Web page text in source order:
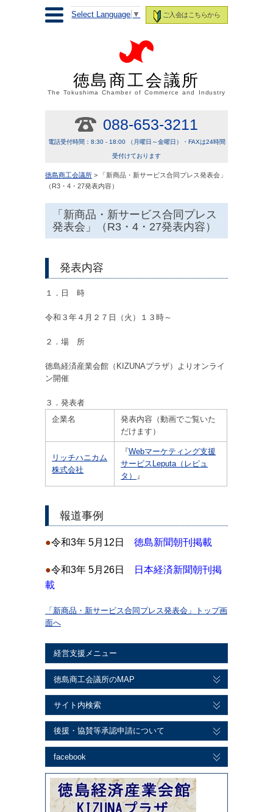
ご入会はこちらから
Select Language ▼
徳島商工会議所
The Tokushima Chamber of Commerce and Industry
088-653-3211
電話受付時間：8:30 - 18:00 （月曜日～金曜日）・FAXは24時間
受付けております
徳島商工会議所 > 「新商品・新サービス合同プレス発表会」
（R3・4・27発表内容）
「新商品・新サービス合同プレス
発表会」（R3・4・27発表内容）
発表内容
１．日 時
令和３年４月２７日（火）１３時～
２．場 所
徳島経済産業会館（KIZUNAプラザ）よりオンライ
ン開催
３．発表者
企業名
発表内容（動画でご覧いた
だけます）
リッチハニカム
株式会社
『Webマーケティング支援
サービスLeputa（レピュ
タ）
』
報道事例
●令和3年 5月12日 徳島新聞朝刊掲載
●令和3年 5月26日
日本経済新聞朝刊掲
載
「新商品・新サービス合同プレス発表会」トップ画
面へ
経営支援メニュー
徳島商工会議所のMAP
サイト内検索
後援・協賛等承認申請について
facebook